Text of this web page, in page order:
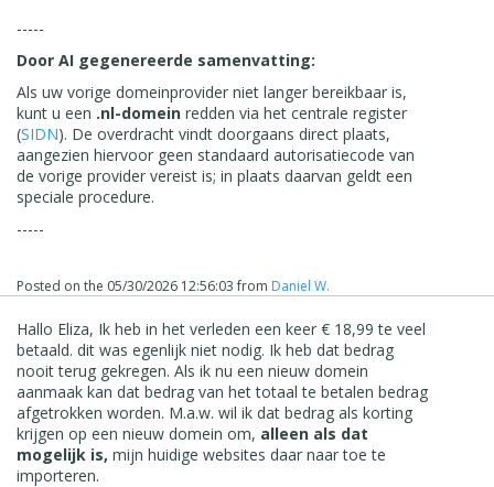
-----
Door AI gegenereerde samenvatting:
Als uw vorige domeinprovider niet langer bereikbaar is,
kunt u een .nl-domein redden via het centrale register
(SIDN). De overdracht vindt doorgaans direct plaats,
aangezien hiervoor geen standaard autorisatiecode van
de vorige provider vereist is; in plaats daarvan geldt een
speciale procedure.
-----
Posted on the 05/30/2026 12:56:03from Daniel W.
Hallo Eliza, Ik heb in het verleden een keer € 18,99 te veel
betaald. dit was egenlijk niet nodig. Ik heb dat bedrag
nooit terug gekregen. Als ik nu een nieuw domein
aanmaak kan dat bedrag van het totaal te betalen bedrag
afgetrokken worden. M.a.w. wil ik dat bedrag als korting
krijgen op een nieuw domein om, alleen als dat
mogelijk is, mijn huidige websites daar naar toe te
importeren.